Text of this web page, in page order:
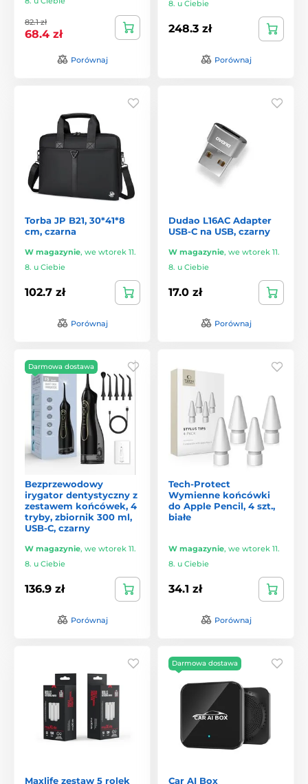
82.1 zł
68.4 zł
Porównaj
8. u Ciebie
248.3 zł
Porównaj
Torba JP B21, 30*41*8
cm, czarna
W magazynie, we wtorek 11.
8. u Ciebie
102.7 zł
Porównaj
Dudao L16AC Adapter
USB-C na USB, czarny
W magazynie, we wtorek 11.
8. u Ciebie
17.0 zł
Porównaj
Darmowa dostawa
Bezprzewodowy
irygator dentystyczny z
zestawem końcówek, 4
tryby, zbiornik 300 ml,
USB-C, czarny
W magazynie, we wtorek 11.
8. u Ciebie
136.9 zł
Porównaj
Tech-Protect
Wymienne końcówki
do Apple Pencil, 4 szt.,
białe
W magazynie, we wtorek 11.
8. u Ciebie
34.1 zł
Porównaj
Maxlife zestaw 5 rolek
Darmowa dostawa
Car AI Box